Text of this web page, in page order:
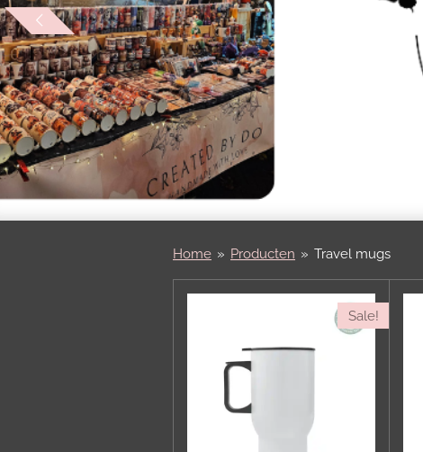
Home » Producten » Travel mugs
Sale!